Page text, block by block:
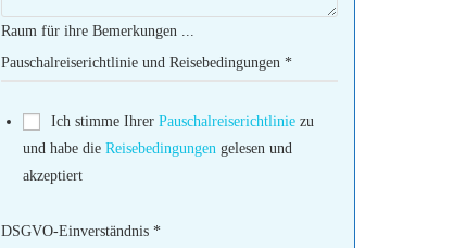
Raum für ihre Bemerkungen ...
Pauschalreiserichtlinie und Reisebedingungen *
Ich stimme Ihrer Pauschalreiserichtlinie zu
und habe die Reisebedingungen gelesen und
akzeptiert
DSGVO-Einverständnis *